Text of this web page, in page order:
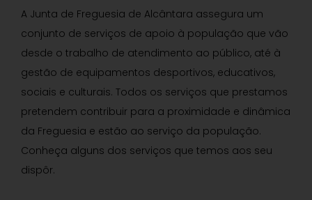
A Junta de Freguesia de Alcântara assegura um
conjunto de serviços de apoio à população que vão
desde o trabalho de atendimento ao público, até à
gestão de equipamentos desportivos, educativos,
sociais e culturais. Todos os serviços que prestamos
pretendem contribuir para a proximidade e dinâmica
da Freguesia e estão ao serviço da população.
Conheça alguns dos serviços que temos aos seu
dispôr.